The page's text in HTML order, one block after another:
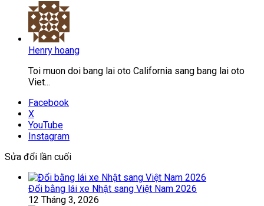
Henry hoang
Toi muon doi bang lai oto California sang bang lai oto
Viet...
Facebook
X
YouTube
Instagram
Sửa đổi lần cuối
Đổi bằng lái xe Nhật sang Việt Nam 2026
12 Tháng 3, 2026